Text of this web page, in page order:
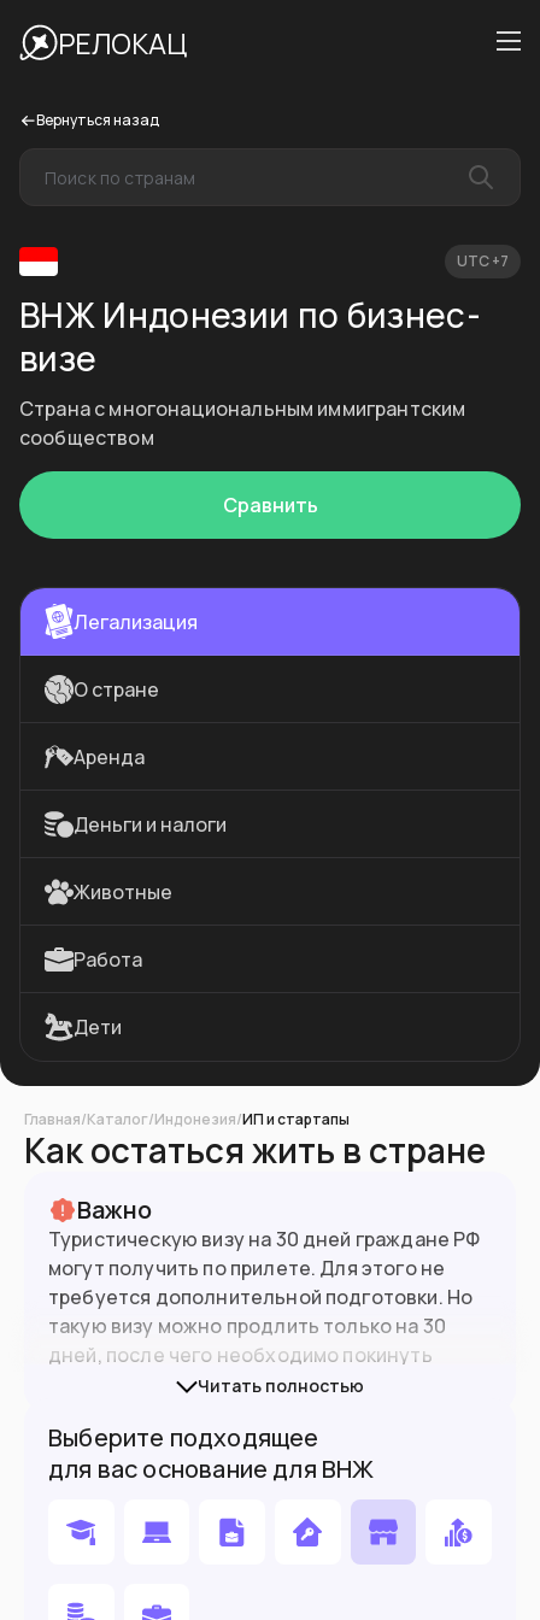
РЕЛОКАЦ
Вернуться назад
UTC +7
ВНЖ Индонезии по бизнес-
визе
Страна с многонациональным иммигрантским
сообществом
Сравнить
Легализация
О стране
Аренда
Деньги и налоги
Животные
Работа
Дети
Главная/Каталог/Индонезия/ИП и стартапы
Как остаться жить в стране
Важно
Туристическую визу на 30 дней граждане РФ
могут получить по прилете. Для этого не
требуется дополнительной подготовки. Но
такую визу можно продлить только на 30
дней, после чего необходимо покинуть
страну. Есть еще однатуристическая виза
суммарно 180 дней.
При въезде в страну нужно заполнить
электронную медицинскуюанкету. В ней
указываются посещенные за последние 21
Читать полностью
Выберите подходящее
для вас основание для ВНЖ